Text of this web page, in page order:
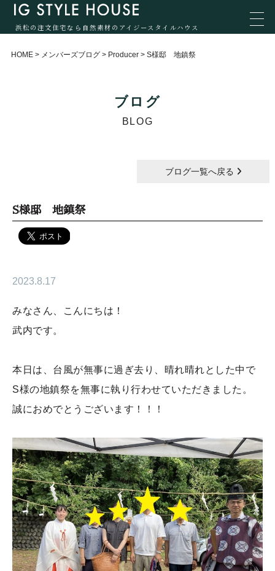
浜松の注文住宅なら自然素材のアイジースタイルハウス
HOME > メンバーズブログ > Producer > S様邸 地鎮祭
ブログ
BLOG
ブログ一覧へ戻る
S様邸 地鎮祭
2023.8.17
みなさん、こんにちは！
武内です。
本日は、台風が無事に過ぎ去り、晴れ晴れとした中で
S様の地鎮祭を無事に執り行わせていただきました。
誠におめでとうございます！！！